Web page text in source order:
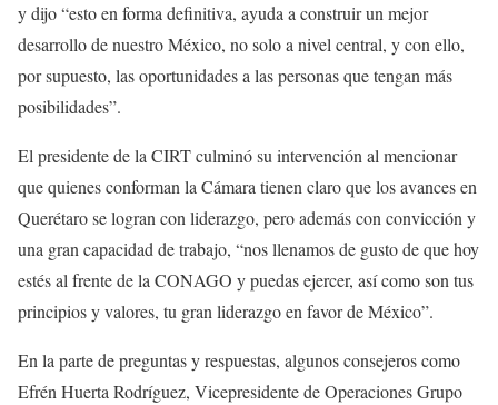
y dijo “esto en forma definitiva, ayuda a construir un mejor
desarrollo de nuestro México, no solo a nivel central, y con ello,
por supuesto, las oportunidades a las personas que tengan más
posibilidades”.
El presidente de la CIRT culminó su intervención al mencionar
que quienes conforman la Cámara tienen claro que los avances en
Querétaro se logran con liderazgo, pero además con convicción y
una gran capacidad de trabajo, “nos llenamos de gusto de que hoy
estés al frente de la CONAGO y puedas ejercer, así como son tus
principios y valores, tu gran liderazgo en favor de México”.
En la parte de preguntas y respuestas, algunos consejeros como
Efrén Huerta Rodríguez, Vicepresidente de Operaciones Grupo